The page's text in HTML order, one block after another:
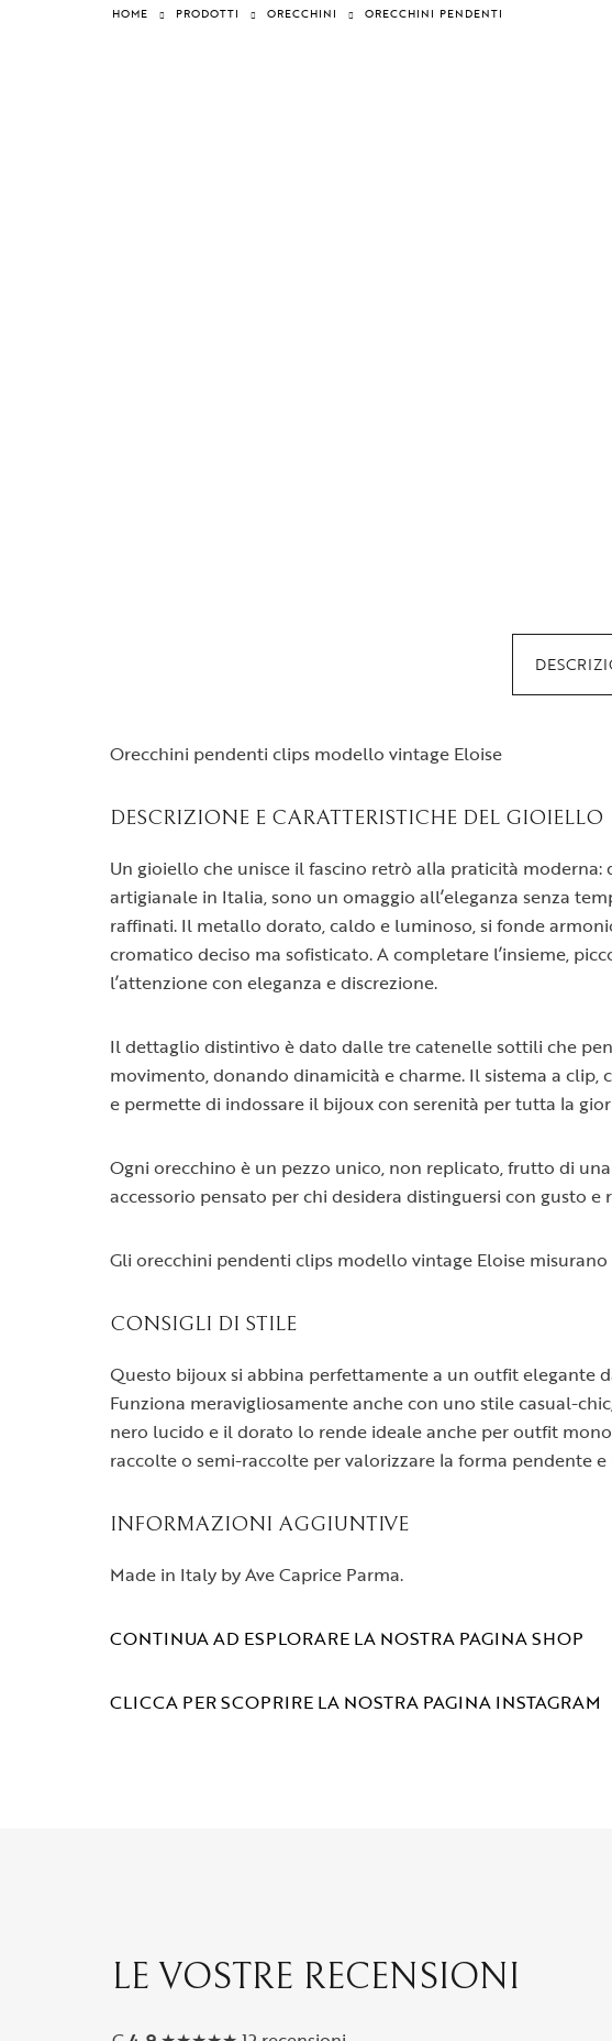
HOME PRODOTTI ORECCHINI ORECCHINI PENDENTI
Orecchini pendenti clips modello vintage Eloise
DESCRIZIONE E CARATTERISTICHE DEL GIOIELLO
Un gioiello che unisce il fascino retrò alla praticità
artigianale in Italia, sono un omaggio all’eleganza senza
raffinati. Il metallo dorato, caldo e luminoso, si fonde
cromatico deciso ma sofisticato. A completare l’insieme,
l’attenzione con eleganza e discrezione.
Il dettaglio distintivo è dato dalle tre catenelle sottili che
movimento, donando dinamicità e charme. Il sistema a
e permette di indossare il bijoux con serenità per tutta la
Ogni orecchino è un pezzo unico, non replicato, frutto di
accessorio pensato per chi desidera distinguersi con gusto e
Gli orecchini pendenti clips modello vintage Eloise misurano
CONSIGLI DI STILE
Questo bijoux si abbina perfettamente a un outfit elegante
Funziona meravigliosamente anche con uno stile casual-
nero lucido e il dorato lo rende ideale anche per outfit
raccolte o semi-raccolte per valorizzare la forma pendente
INFORMAZIONI AGGIUNTIVE
Made in Italy by Ave Caprice Parma.
CONTINUA AD ESPLORARE LA NOSTRA PAGINA SHOP
CLICCA PER SCOPRIRE LA NOSTRA PAGINA INSTAGRAM
LE VOSTRE RECENSIONI